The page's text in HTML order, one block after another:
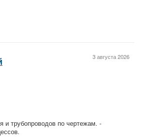
3 августа 2026
и трубопроводов по чертежам. -